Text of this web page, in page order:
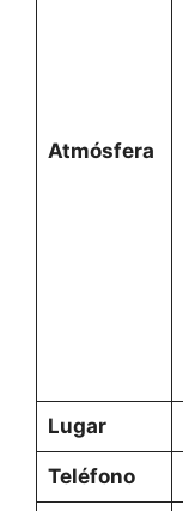
Atmósfera
Lugar
Teléfono